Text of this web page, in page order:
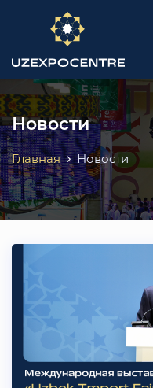
menu
Новости
Главная Новости